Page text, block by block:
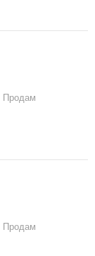
Продам
Продам